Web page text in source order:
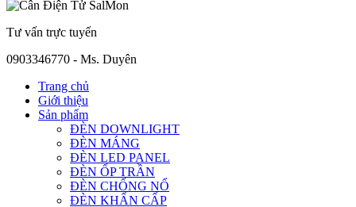
Tư vấn trực tuyến
0903346770 - Ms. Duyên
Trang chủ
Giới thiệu
Sản phẩm
ĐÈN DOWNLIGHT
ĐÈN MÁNG
ĐÈN LED PANEL
ĐÈN ỐP TRẦN
ĐÈN CHỐNG NỔ
ĐÈN KHẨN CẤP